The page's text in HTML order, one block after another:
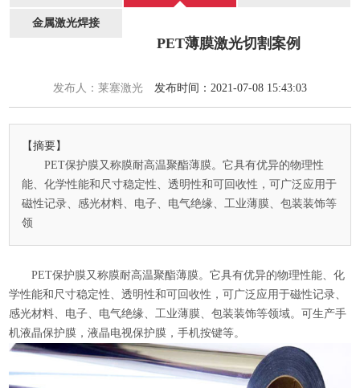
金属激光焊接
PET薄膜激光切割案例
发布人：莱塞激光 发布时间：2021-07-08 15:43:03
【摘要】
PET保护膜又称膜耐高温聚酯薄膜。它具有优异的物理性
能、化学性能和尺寸稳定性、透明性和可回收性，可广泛应用于
磁性记录、感光材料、电子、电气绝缘、工业薄膜、包装装饰等
领
PET保护膜又称膜耐高温聚酯薄膜。它具有优异的物理性能、化
学性能和尺寸稳定性、透明性和可回收性，可广泛应用于磁性记录、
感光材料、电子、电气绝缘、工业薄膜、包装装饰等领域。可生产手
机液晶保护膜，液晶电视保护膜，手机按键等。